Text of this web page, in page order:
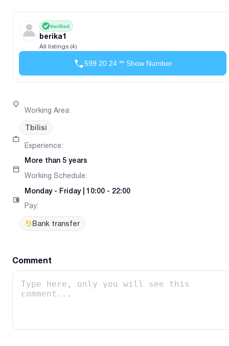
Verified
berika1
All listings (4)
599 20 24 ** Show Number
Working Area:
Tbilisi
Experience:
More than 5 years
Working Schedule:
Monday- Friday| 10:00 - 22:00
Pay:
Bank transfer
Comment